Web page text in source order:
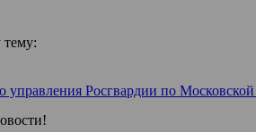
тему:
управления Росгвардии по